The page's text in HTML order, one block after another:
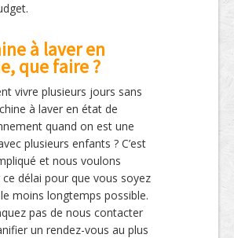
à laver en
que faire ?
vivre plusieurs jours sans
à laver en état de
quand on est une
plusieurs enfants ? C’est
et nous voulons
délai pour que vous soyez
moins longtemps possible.
pas de nous contacter
un rendez-vous au plus